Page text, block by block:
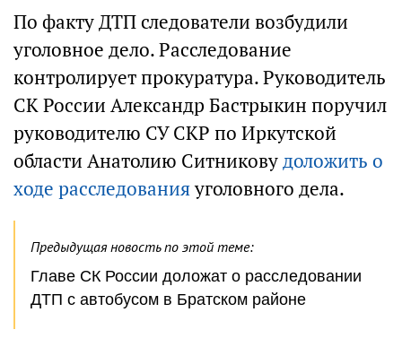
По факту ДТП следователи возбудили
уголовное дело. Расследование
контролирует прокуратура. Руководитель
СК России Александр Бастрыкин поручил
руководителю СУ СКР по Иркутской
области Анатолию Ситниковудоложить о
ходе расследованияуголовного дела.
Предыдущая новость по этой теме:
Главе СК России доложат о расследовании
ДТП с автобусом в Братском районе